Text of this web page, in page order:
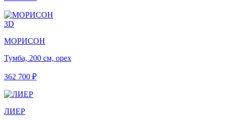
3D
МОРИСОН
Тумба, 200 см, орех
362 700 ₽
ЛИЕР